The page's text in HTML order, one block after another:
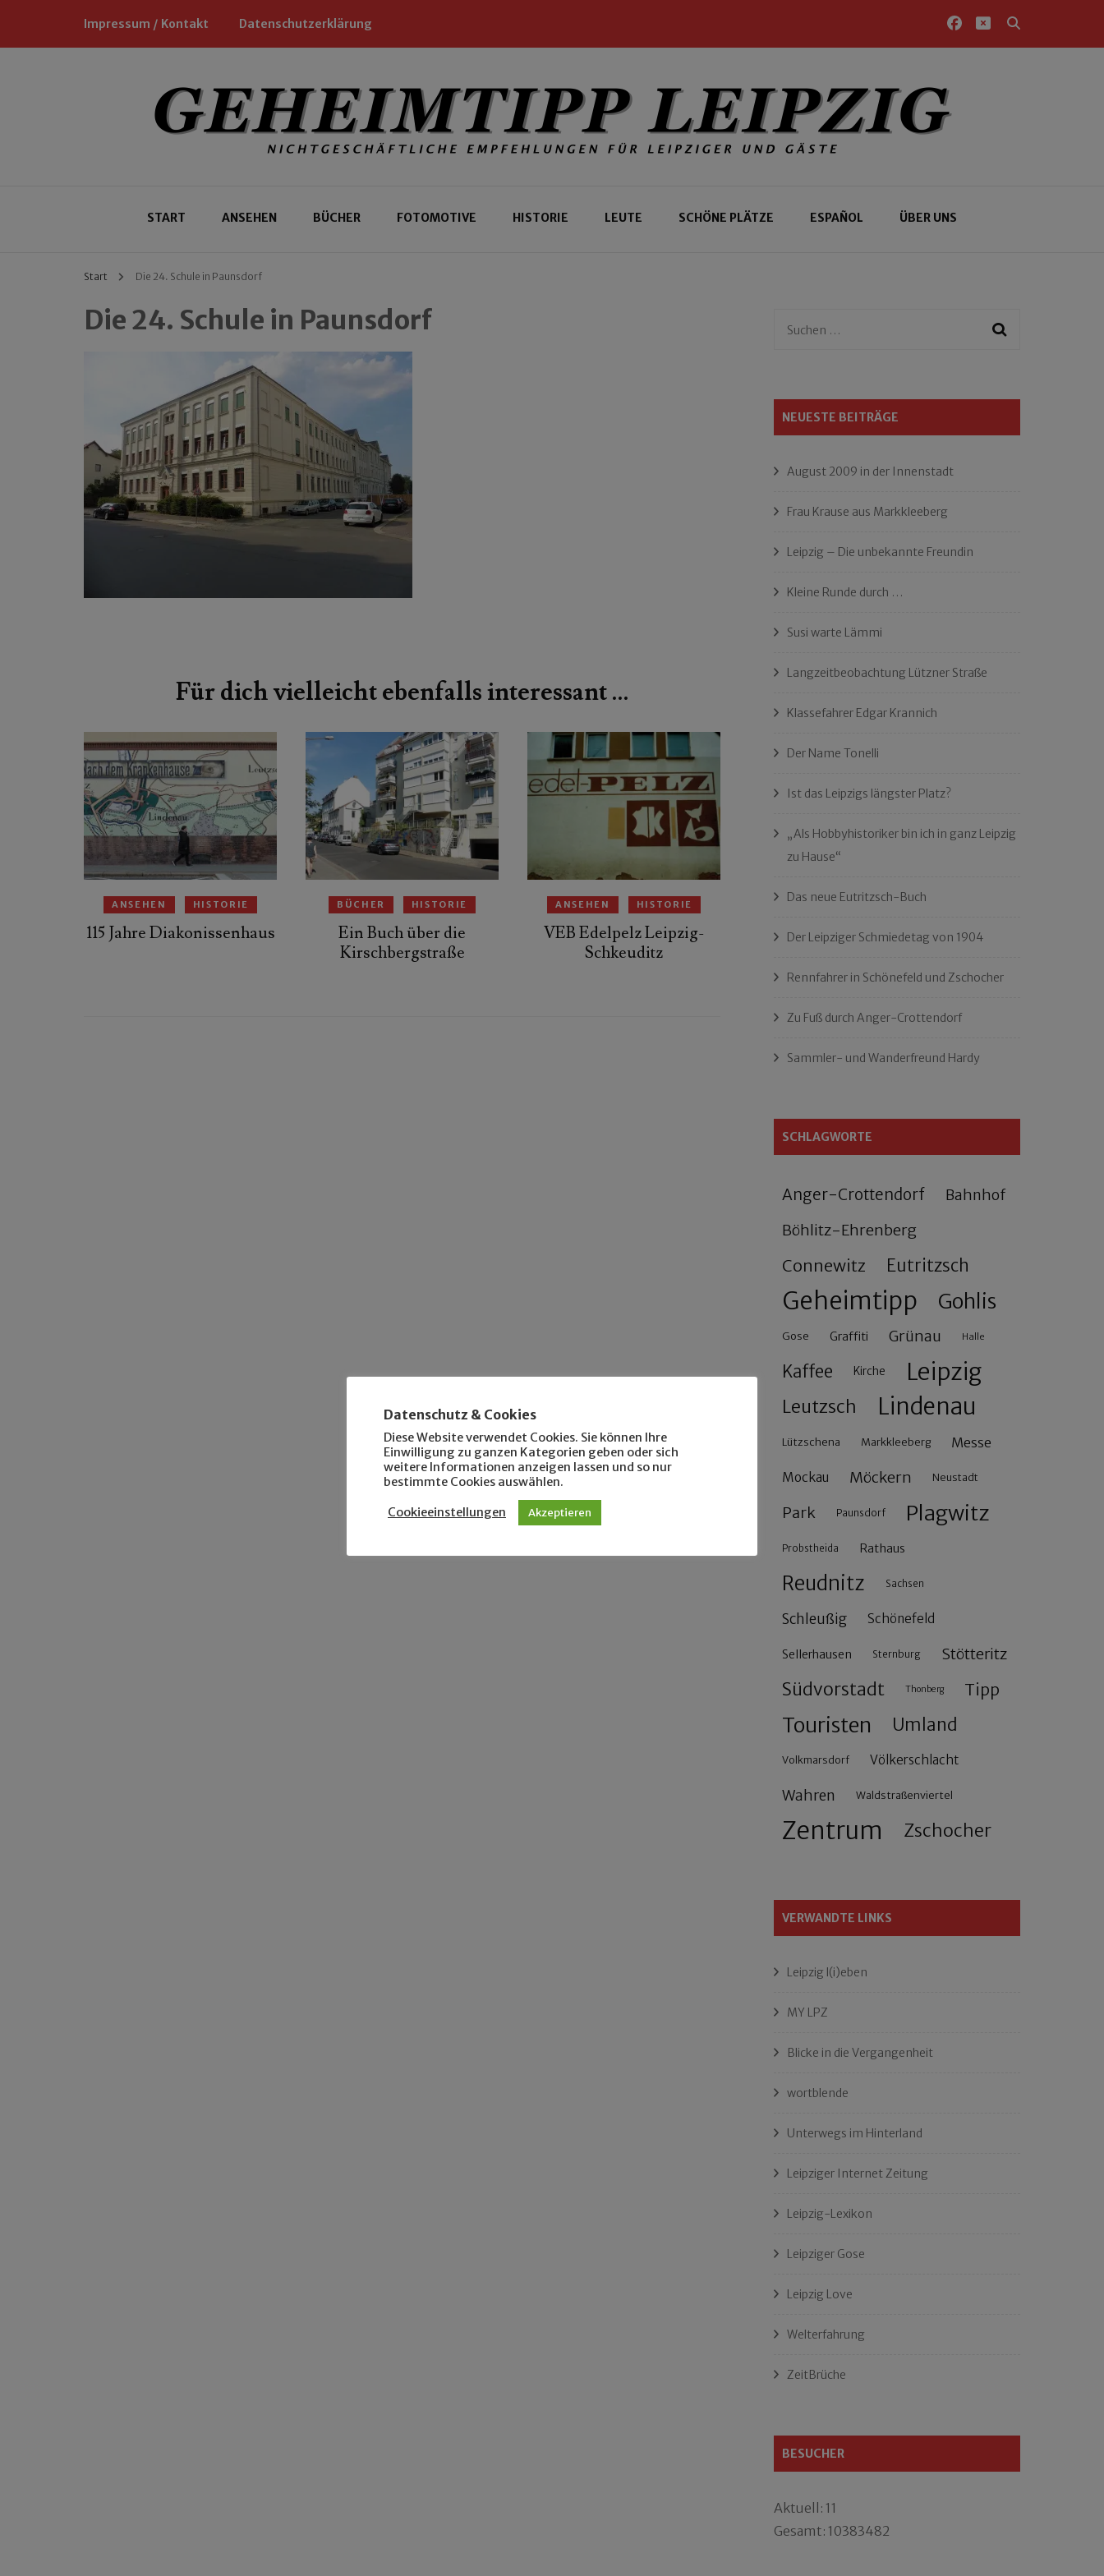
Impressum / Kontakt Datenschutzerklärung
Geheimtipp Leipzig
START ANSEHEN BÜCHER FOTOMOTIVE HISTORIE LEUTE SCHÖNE PLÄTZE ESPAÑOL ÜBER UNS
Start Die 24. Schule in Paunsdorf
Die 24. Schule in Paunsdorf
Für dich vielleicht ebenfalls interessant …
ANSEHEN HISTORIE
115 Jahre Diakonissenhaus
BÜCHER HISTORIE
Ein Buch über die
Kirschbergstraße
ANSEHEN HISTORIE
VEB Edelpelz Leipzig-
Schkeuditz
Suchen
NEUESTE BEITRÄGE
August 2009 in der Innenstadt
Frau Krause aus Markkleeberg
Leipzig – Die unbekannte Freundin
Kleine Runde durch …
Susi warte Lämmi
Langzeitbeobachtung Lützner Straße
Klassefahrer Edgar Krannich
Der Name Tonelli
Ist das Leipzigs längster Platz?
„Als Hobbyhistoriker bin ich in ganz Leipzig
zu Hause“
Das neue Eutritzsch-Buch
Der Leipziger Schmiedetag von 1904
Rennfahrer in Schönefeld und Zschocher
Zu Fuß durch Anger-Crottendorf
Sammler- und Wanderfreund Hardy
SCHLAGWORTE
Anger-Crottendorf Bahnhof
Böhlitz-Ehrenberg
Connewitz Eutritzsch
Geheimtipp Gohlis
Gose Graffiti Grünau Halle
Kaffee Kirche Leipzig
Leutzsch Lindenau
Lützschena Markkleeberg Messe
Mockau Möckern Neustadt
Park Paunsdorf Plagwitz
Probstheida Rathaus
Reudnitz Sachsen
Schleußig Schönefeld
Sellerhausen Sternburg Stötteritz
Südvorstadt Thonberg Tipp
Touristen Umland
Volkmarsdorf Völkerschlacht
Wahren Waldstraßenviertel
Zentrum Zschocher
VERWANDTE LINKS
Leipzig l(i)eben
MY LPZ
Blicke in die Vergangenheit
wortblende
Unterwegs im Hinterland
Leipziger Internet Zeitung
Leipzig-Lexikon
Leipziger Gose
Leipzig Love
Welterfahrung
ZeitBrüche
BESUCHER
Aktuell: 11
Gesamt: 10383482
Datenschutz & Cookies
Diese Website verwendet Cookies. Sie können Ihre
Einwilligung zu ganzen Kategorien geben oder sich
weitere Informationen anzeigen lassen und so nur
bestimmte Cookies auswählen.
Cookieeinstellungen Akzeptieren